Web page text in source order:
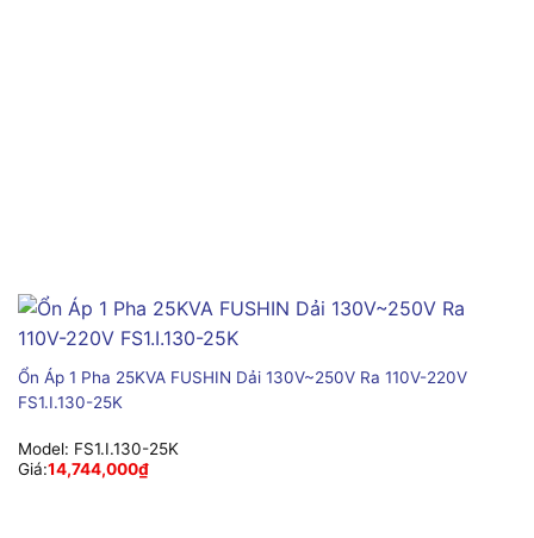
Ổn Áp 1 Pha 25KVA FUSHIN Dải 130V~250V Ra 110V-220V
FS1.I.130-25K
Model: FS1.I.130-25K
Giá:14,744,000₫